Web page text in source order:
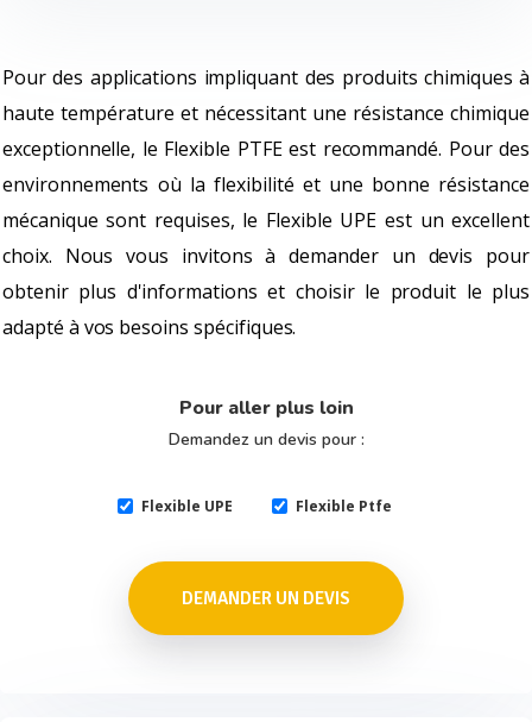
Pour des applications impliquant des produits chimiques à
haute température et nécessitant une résistance chimique
exceptionnelle, le Flexible PTFE est recommandé. Pour des
environnements où la flexibilité et une bonne résistance
mécanique sont requises, le Flexible UPE est un excellent
choix. Nous vous invitons à demander un devis pour
obtenir plus d'informations et choisir le produit le plus
adapté à vos besoins spécifiques.
Pour aller plus loin
Demandez un devis pour :
Flexible UPE Flexible Ptfe
DEMANDER UN DEVIS